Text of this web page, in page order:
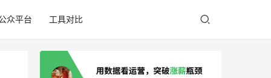
众平台 工具对比